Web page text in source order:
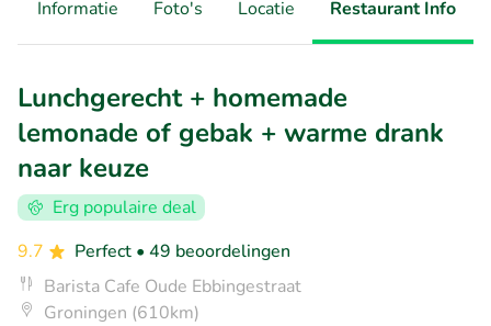
Informatie Foto's Locatie Restaurant Info
Lunchgerecht + homemade
lemonade of gebak + warme drank
naar keuze
Erg populaire deal
9.7
Perfect • 49 beoordelingen
Barista Cafe Oude Ebbingestraat
Groningen (610km)